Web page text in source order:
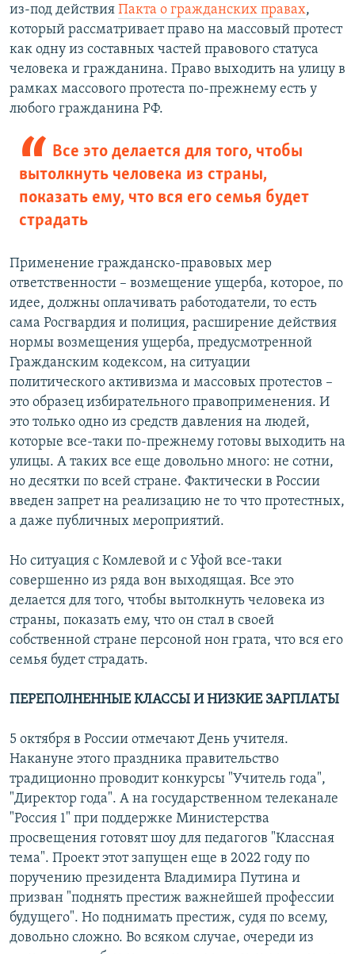
из-под действия Пакта о гражданских правах,
который рассматривает право на массовый протест
как одну из составных частей правового статуса
человека и гражданина. Право выходить на улицу в
рамках массового протеста по-прежнему есть у
любого гражданина РФ.
Все это делается для того, чтобы
вытолкнуть человека из страны,
показать ему, что вся его семья будет
страдать
Применение гражданско-правовых мер
ответственности – возмещение ущерба, которое, по
идее, должны оплачивать работодатели, то есть
сама Росгвардия и полиция, расширение действия
нормы возмещения ущерба, предусмотренной
Гражданским кодексом, на ситуации
политического активизма и массовых протестов –
это образец избирательного правоприменения. И
это только одно из средств давления на людей,
которые все-таки по-прежнему готовы выходить на
улицы. А таких все еще довольно много: не сотни,
но десятки по всей стране. Фактически в России
введен запрет на реализацию не то что протестных,
а даже публичных мероприятий.
Но ситуация с Комлевой и с Уфой все-таки
совершенно из ряда вон выходящая. Все это
делается для того, чтобы вытолкнуть человека из
страны, показать ему, что он стал в своей
собственной стране персоной нон грата, что вся его
семья будет страдать.
ПЕРЕПОЛНЕННЫЕ КЛАССЫ И НИЗКИЕ ЗАРПЛАТЫ
5 октября в России отмечают День учителя.
Накануне этого праздника правительство
традиционно проводит конкурсы "Учитель года",
"Директор года". А на государственном телеканале
"Россия 1" при поддержке Министерства
просвещения готовят шоу для педагогов "Классная
тема". Проект этот запущен еще в 2022 году по
поручению президента Владимира Путина и
призван "поднять престиж важнейшей профессии
будущего". Но поднимать престиж, судя по всему,
довольно сложно. Во всяком случае, очереди из